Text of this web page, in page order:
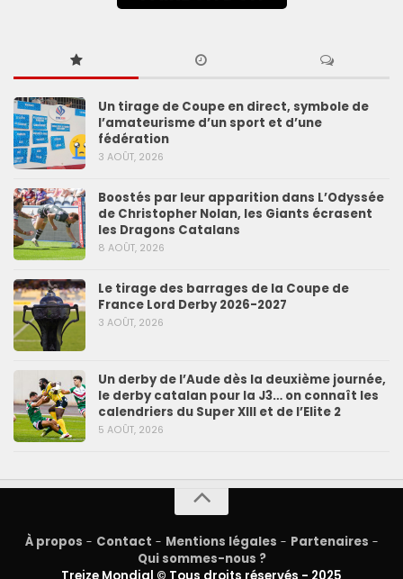
Un tirage de Coupe en direct, symbole de
l’amateurisme d’un sport et d’une
fédération
3 AOÛT, 2026
Boostés par leur apparition dans L’Odyssée
de Christopher Nolan, les Giants écrasent
les Dragons Catalans
8 AOÛT, 2026
Le tirage des barrages de la Coupe de
France Lord Derby 2026-2027
3 AOÛT, 2026
Un derby de l’Aude dès la deuxième journée,
le derby catalan pour la J3… on connaît les
calendriers du Super XIII et de l’Elite 2
5 AOÛT, 2026
À propos - Contact - Mentions légales - Partenaires -
Qui sommes-nous ?